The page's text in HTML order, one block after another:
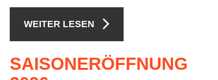
WEITER LESEN
SAISONERÖFFNUNG